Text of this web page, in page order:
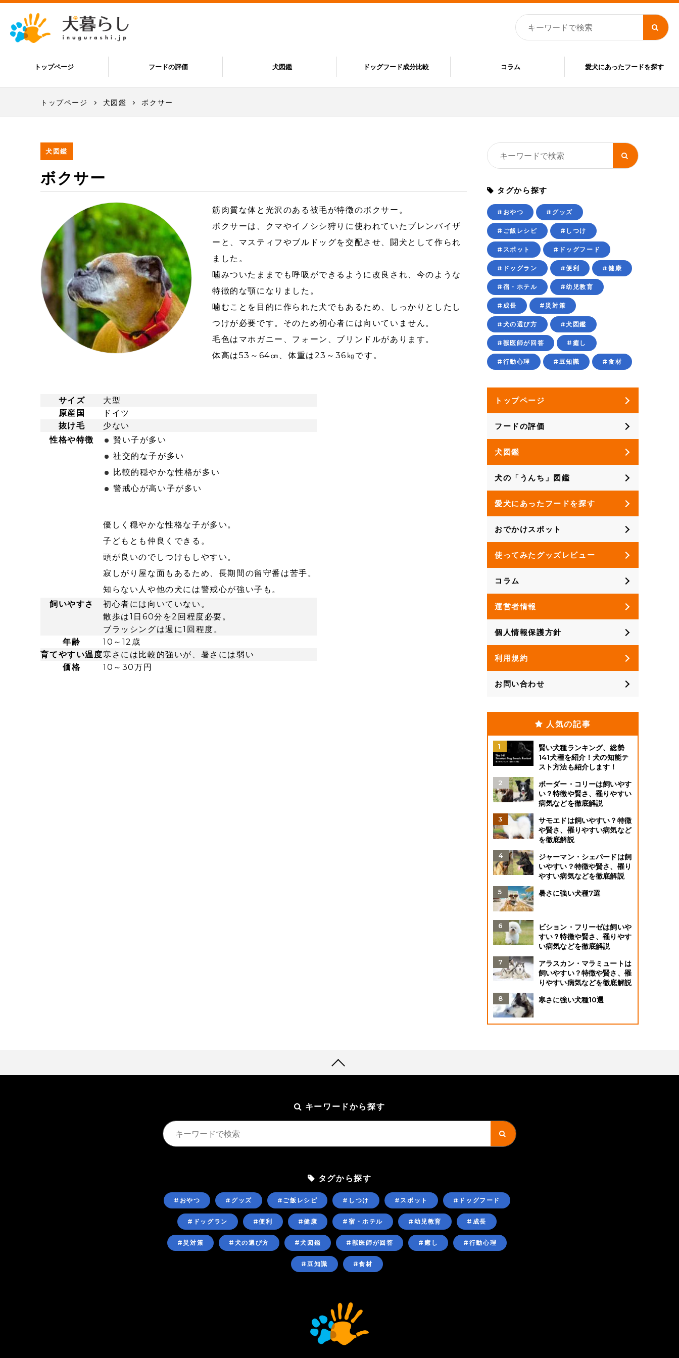
トップページ フードの評価 犬図鑑 ドッグフード成分比較 コラム 愛犬にあったフードを探す
トップページ 犬図鑑 ボクサー
犬図鑑
ボクサー
筋肉質な体と光沢のある被毛が特徴のボクサー。
ボクサーは、クマやイノシシ狩りに使われていたブレンバイザ
ーと、マスティフやブルドッグを交配させ、闘犬として作られ
ました。
噛みついたままでも呼吸ができるように改良され、今のような
特徴的な顎になりました。
噛むことを目的に作られた犬でもあるため、しっかりとしたし
つけが必要です。そのため初心者には向いていません。
毛色はマホガニー、フォーン、ブリンドルがあります。
体高は53～64㎝、体重は23～36㎏です。
サイズ
大型
原産国
ドイツ
抜け毛
少ない
性格や特徴
賢い子が多い
社交的な子が多い
比較的穏やかな性格が多い
警戒心が高い子が多い
優しく穏やかな性格な子が多い。
子どもとも仲良くできる。
頭が良いのでしつけもしやすい。
寂しがり屋な面もあるため、長期間の留守番は苦手。
知らない人や他の犬には警戒心が強い子も。
飼いやすさ
初心者には向いていない。
散歩は1日60分を2回程度必要。
ブラッシングは週に1回程度。
年齢
10～12歳
育てやすい温度寒さには比較的強いが、暑さには弱い
価格
10～30万円
タグから探す
#おやつ #グッズ
#ご飯レシピ #しつけ
#スポット #ドッグフード
#ドッグラン #便利 #健康
#宿・ホテル #幼児教育
#成長 #災対策
#犬の選び方 #犬図鑑
#獣医師が回答 #癒し
#行動心理 #豆知識 #食材
トップページ
フードの評価
犬図鑑
犬の「うんち」図鑑
愛犬にあったフードを探す
おでかけスポット
使ってみたグッズレビュー
コラム
運営者情報
個人情報保護方針
利用規約
お問い合わせ
人気の記事
賢い犬種ランキング、総勢
141犬種を紹介！犬の知能テ
スト方法も紹介します！
ボーダー・コリーは飼いやす
い？特徴や賢さ、罹りやすい
病気などを徹底解説
サモエドは飼いやすい？特徴
や賢さ、罹りやすい病気など
を徹底解説
ジャーマン・シェパードは飼
いやすい？特徴や賢さ、罹り
やすい病気などを徹底解説
暑さに強い犬種7選
ビション・フリーゼは飼いや
すい？特徴や賢さ、罹りやす
い病気などを徹底解説
アラスカン・マラミュートは
飼いやすい？特徴や賢さ、罹
りやすい病気などを徹底解説
寒さに強い犬種10選
キーワードから探す
タグから探す
#おやつ #グッズ #ご飯レシピ #しつけ #スポット #ドッグフード
#ドッグラン #便利 #健康 #宿・ホテル #幼児教育 #成長
#災対策 #犬の選び方 #犬図鑑 #獣医師が回答 #癒し #行動心理
#豆知識 #食材